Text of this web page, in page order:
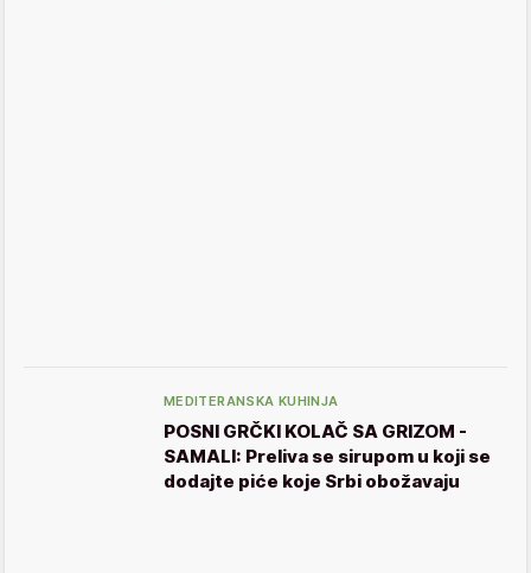
MEDITERANSKA KUHINJA
POSNI GRČKI KOLAČ SA GRIZOM -
SAMALI: Preliva se sirupom u koji se
dodajte piće koje Srbi obožavaju